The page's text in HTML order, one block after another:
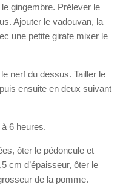
gingembre. Prélever le
Ajouter le vadouvan, la
une petite girafe mixer le
nerf du dessus. Tailler le
ensuite en deux suivant
6 heures.
ôter le pédoncule et
cm d’épaisseur, ôter le
de la pomme.